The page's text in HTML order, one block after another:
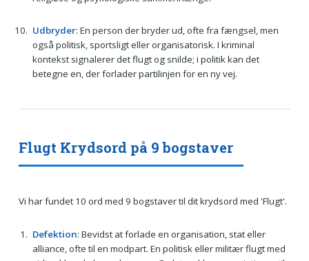
Udbryder: En person der bryder ud, ofte fra fængsel, men
også politisk, sportsligt eller organisatorisk. I kriminal
kontekst signalerer det flugt og snilde; i politik kan det
betegne en, der forlader partilinjen for en ny vej.
Flugt Krydsord på 9 bogstaver
Vi har fundet 10 ord med 9 bogstaver til dit krydsord med 'Flugt'.
Defektion: Bevidst at forlade en organisation, stat eller
alliance, ofte til en modpart. En politisk eller militær flugt med